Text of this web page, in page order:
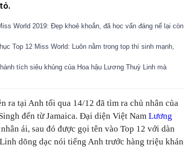
World 2019: Đẹp khoẻ khoắn, đã học vấn đáng nể lại còn
Top 12 Miss World: Luôn nằm trong top thí sinh mạnh,
tích siêu khủng của Hoa hậu Lương Thuỳ Linh mà
ra tại Anh tối qua 14/12 đã tìm ra chủ nhân của
đến từ Jamaica. Đại diện Việt Nam Lương
ái, sau đó được gọi tên vào Top 12 với dàn
dõng dạc nói tiếng Anh trước hàng triệu khán